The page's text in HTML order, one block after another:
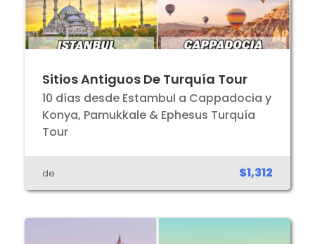
Sitios Antiguos De Turquía Tour
10 días desde Estambul a Cappadocia y
Konya, Pamukkale & Ephesus Turquía
Tour
de $1,312